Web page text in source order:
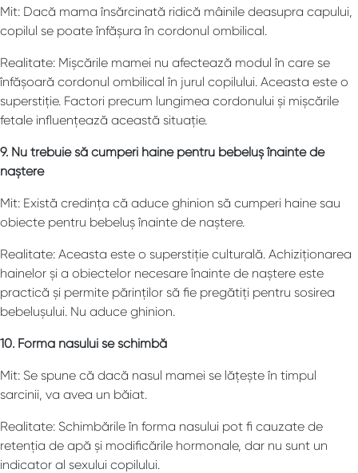
Mit: Dacă mama însărcinată ridică mâinile deasupra capului,
copilul se poate înfășura în cordonul ombilical.
Realitate: Mișcările mamei nu afectează modul în care se
înfășoară cordonul ombilical în jurul copilului. Aceasta este o
superstiție. Factori precum lungimea cordonului și mișcările
fetale influențează această situație.
9. Nu trebuie să cumperi haine pentru bebeluș înainte de
naștere
Mit: Există credința că aduce ghinion să cumperi haine sau
obiecte pentru bebeluș înainte de naștere.
Realitate: Aceasta este o superstiție culturală. Achiziționarea
hainelor și a obiectelor necesare înainte de naștere este
practică și permite părinților să fie pregătiți pentru sosirea
bebelușului. Nu aduce ghinion.
10. Forma nasului se schimbă
Mit: Se spune că dacă nasul mamei se lățește în timpul
sarcinii, va avea un băiat.
Realitate: Schimbările în forma nasului pot fi cauzate de
retenția de apă și modificările hormonale, dar nu sunt un
indicator al sexului copilului.